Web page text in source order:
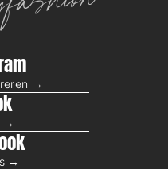
→
→
→